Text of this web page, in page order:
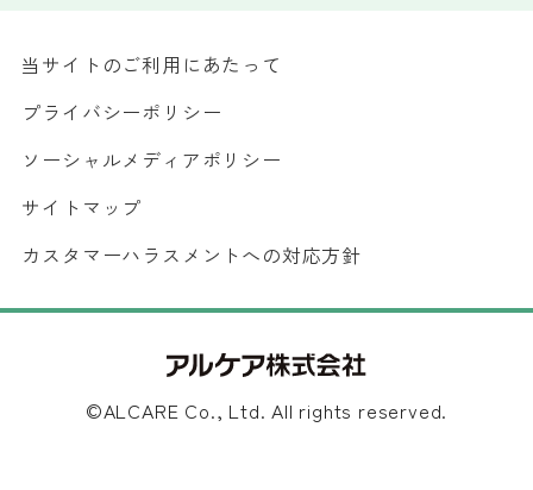
当サイトのご利用にあたって
プライバシーポリシー
ソーシャルメディアポリシー
サイトマップ
カスタマーハラスメントへの対応方針
©ALCARE Co., Ltd. All rights reserved.